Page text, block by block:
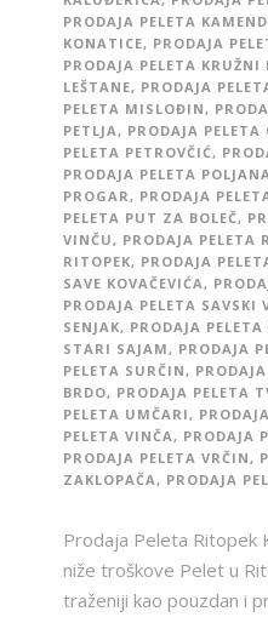
PRODAJA PELETA
KONATICE, PRODAJA
PRODAJA PELETA KRUŽNI
LEŠTANE, PRODAJA
PELETA MISLOĐIN,
PETLJA, PRODAJA PELETA
PELETA PETROVČIĆ,
PRODAJA PELETA
PROGAR, PRODAJA
PELETA PUT ZA BOLEČ,
VINČU, PRODAJA PELETA
RITOPEK, PRODAJA
SAVE KOVAČEVIĆA,
PRODAJA PELETA SAVSKI
SENJAK, PRODAJA PELETA
STARI SAJAM, PRODAJA
PELETA SURČIN,
BRDO, PRODAJA PELETA
PELETA UMČARI,
PELETA VINČA, PRODAJA
PRODAJA PELETA VRČIN,
ZAKLOPAČA, PRODAJA
Prodaja Peleta Ritopek
niže troškove Pelet u
traženiji kao pouzdan i